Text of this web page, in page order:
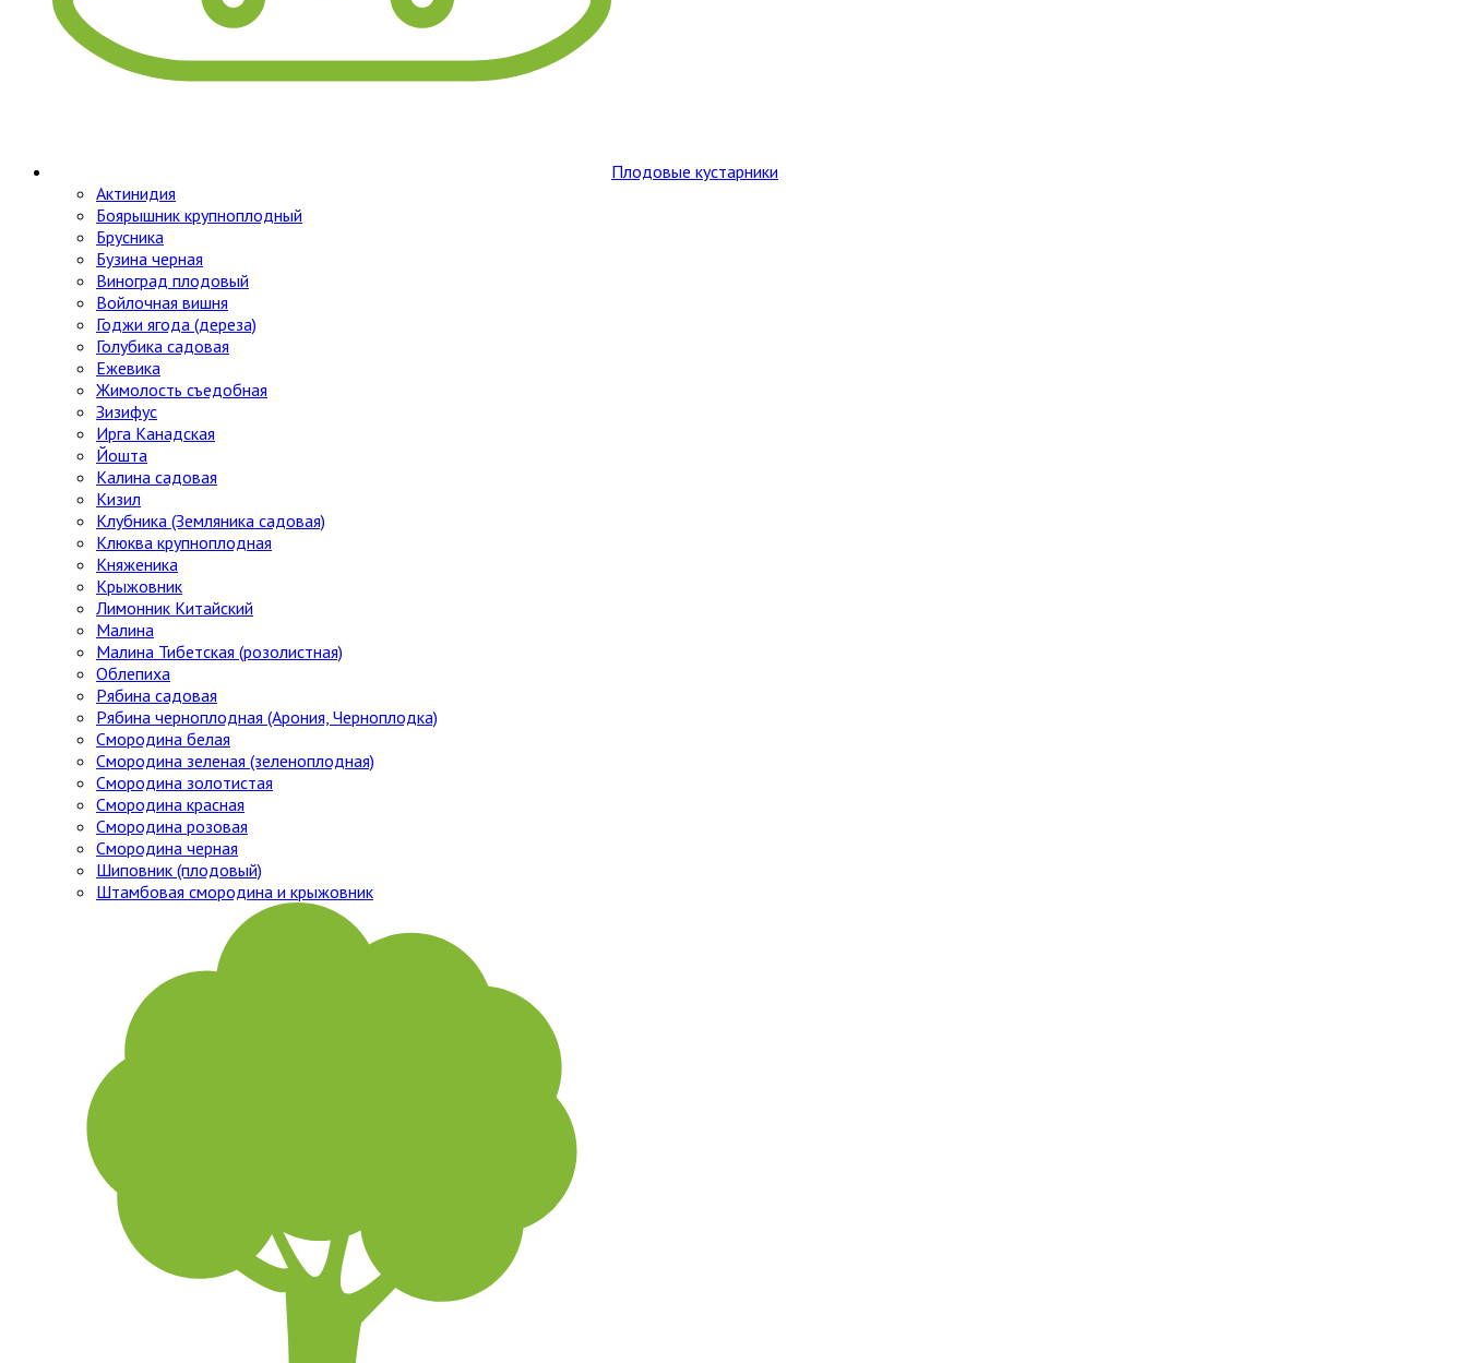
Плодовые кустарники
Актинидия
Боярышник крупноплодный
Брусника
Бузина черная
Виноград плодовый
Войлочная вишня
Годжи ягода (дереза)
Голубика садовая
Ежевика
Жимолость съедобная
Зизифус
Ирга Канадская
Йошта
Калина садовая
Кизил
Клубника (Земляника садовая)
Клюква крупноплодная
Княженика
Крыжовник
Лимонник Китайский
Малина
Малина Тибетская (розолистная)
Облепиха
Рябина садовая
Рябина черноплодная (Арония, Черноплодка)
Смородина белая
Смородина зеленая (зеленоплодная)
Смородина золотистая
Смородина красная
Смородина розовая
Смородина черная
Шиповник (плодовый)
Штамбовая смородина и крыжовник